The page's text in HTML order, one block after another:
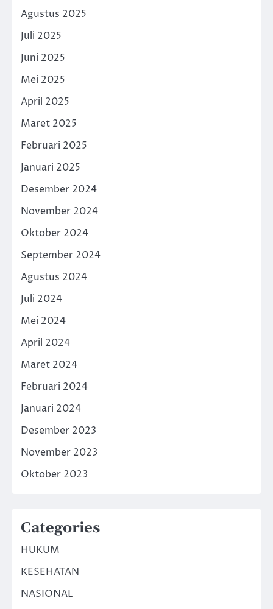
Agustus 2025
Juli 2025
Juni 2025
Mei 2025
April 2025
Maret 2025
Februari 2025
Januari 2025
Desember 2024
November 2024
Oktober 2024
September 2024
Agustus 2024
Juli 2024
Mei 2024
April 2024
Maret 2024
Februari 2024
Januari 2024
Desember 2023
November 2023
Oktober 2023
Categories
HUKUM
KESEHATAN
NASIONAL